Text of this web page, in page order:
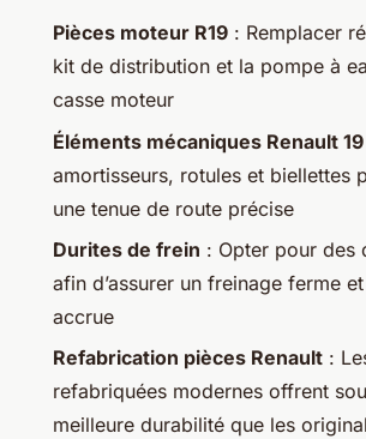
Pièces moteur R19 : Remplacer
kit de distribution et la pompe à
casse moteur
Éléments mécaniques Renault 19
amortisseurs, rotules et biellettes
une tenue de route précise
Durites de frein : Opter pour des
afin d’assurer un freinage ferme
accrue
Refabrication pièces Renault :
refabriquées modernes offrent
meilleure durabilité que les